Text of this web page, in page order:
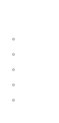
0
0
0
0
0